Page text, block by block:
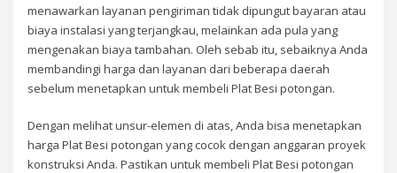
menawarkan layanan pengiriman tidak dipungut bayaran atau
biaya instalasi yang terjangkau, melainkan ada pula yang
mengenakan biaya tambahan. Oleh sebab itu, sebaiknya Anda
membandingi harga dan layanan dari beberapa daerah
sebelum menetapkan untuk membeli Plat Besi potongan.
Dengan melihat unsur-elemen di atas, Anda bisa menetapkan
harga Plat Besi potongan yang cocok dengan anggaran proyek
konstruksi Anda. Pastikan untuk membeli Plat Besi potongan